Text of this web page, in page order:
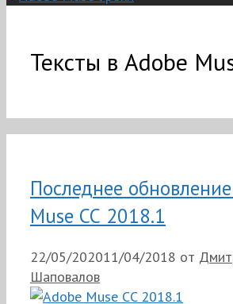
Тексты в Adobe
Последнее
Muse СС 2018.1
22/05/202011/04/2018 от
Шаповалов